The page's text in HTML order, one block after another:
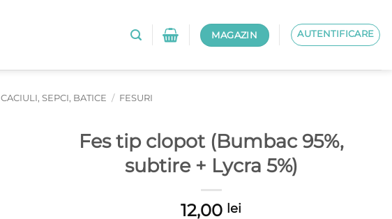
MAGAZIN AUTENTIFICARE
CACIULI, SEPCI, BATICE / FESURI
Fes tip clopot (Bumbac 95%,
subtire + Lycra 5%)
12,00 lei